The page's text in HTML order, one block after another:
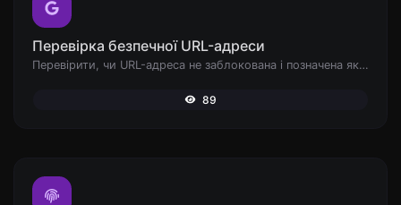
Перевірка безпечної URL-адреси
Перевірити, чи URL-адреса не заблокована і позначена як безпечна/небезпечна Google.
89